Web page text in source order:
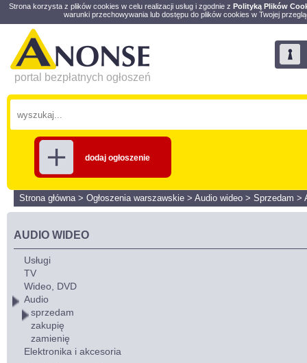
Strona korzysta z plików cookies w celu realizacji usług i zgodnie z Polityką Plików
warunki przechowywania lub dostępu do plików cookies w Twojej
portal bezpłatnych ogłoszeń
dodaj ogłoszenie
Strona główna> Ogłoszenia warszawskie > Audio wideo > Sprzedam >
AUDIO WIDEO
Usługi
TV
Wideo, DVD
Audio
sprzedam
zakupię
zamienię
Elektronika i akcesoria